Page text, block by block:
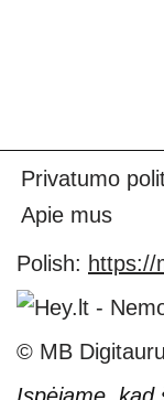
Privatumo
Apie mus
Polish: https://
© MB